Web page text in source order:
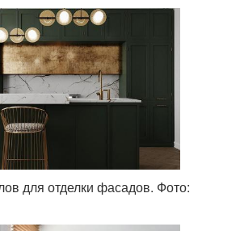
для отделки фасадов. Фото: